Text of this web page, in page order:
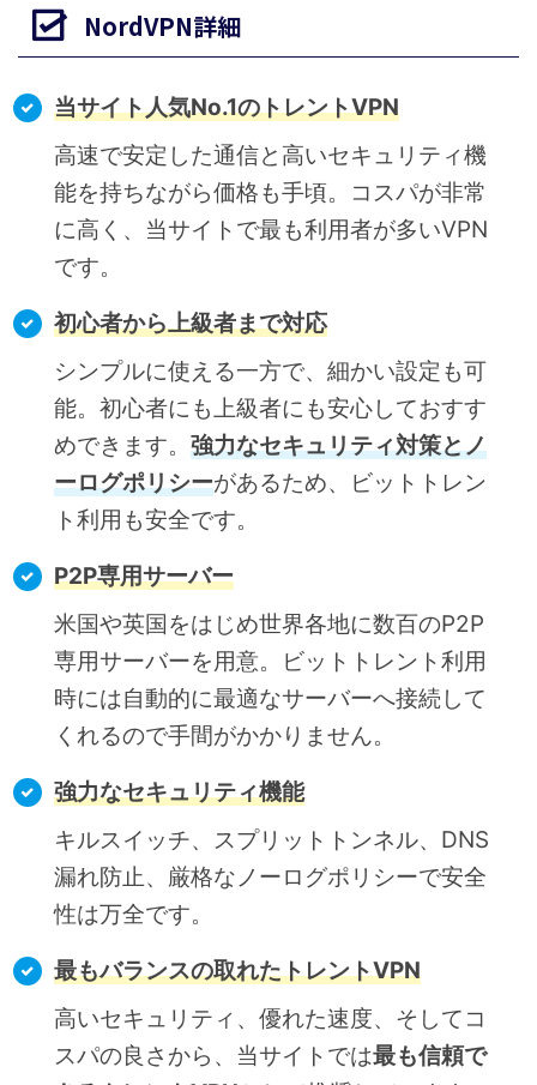
NordVPN詳細
当サイト人気No.1のトレントVPN
高速で安定した通信と高いセキュリティ機
能を持ちながら価格も手頃。コスパが非常
に高く、当サイトで最も利用者が多いVPN
です。
初心者から上級者まで対応
シンプルに使える一方で、細かい設定も可
能。初心者にも上級者にも安心しておすす
めできます。 強力なセキュリティ対策とノ
ーログポリシーがあるため、ビットトレン
ト利用も安全です。
P2P専用サーバー
米国や英国をはじめ世界各地に数百のP2P
専用サーバーを用意。ビットトレント利用
時には自動的に最適なサーバーへ接続して
くれるので手間がかかりません。
強力なセキュリティ機能
キルスイッチ、スプリットトンネル、DNS
漏れ防止、厳格なノーログポリシーで安全
性は万全です。
最もバランスの取れたトレントVPN
高いセキュリティ、優れた速度、そしてコ
スパの良さから、当サイトでは最も信頼で